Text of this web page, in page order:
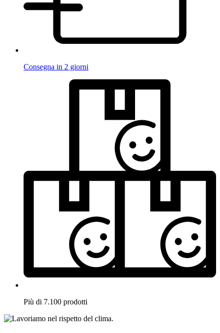
Consegna in 2 giorni
Più di 7.100 prodotti